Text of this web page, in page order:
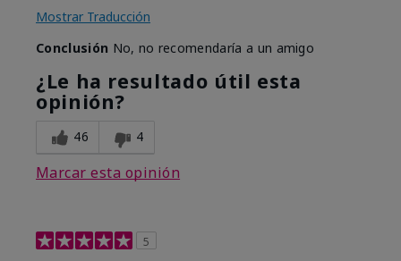
Mostrar Traducción
Conclusión No, no recomendaría a un amigo
¿Le ha resultado útil esta
opinión?
46 4
Marcar esta opinión
5